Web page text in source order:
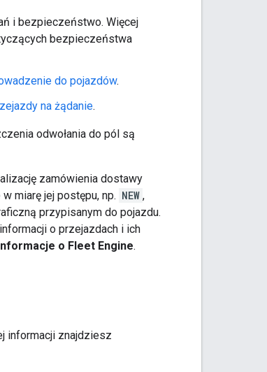
i bezpieczeństwo. Więcej
bezpieczeństwa
do pojazdów.
na żądanie.
odwołania do pól są
zamówienia dostawy
miarę jej postępu, np. NEW ,
przypisanym do pojazdu.
o przejazdach i ich
o Fleet Engine.
informacji znajdziesz